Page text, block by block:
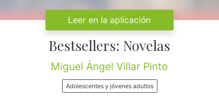
Leer en la aplicación
Bestsellers: Novelas
Miguel Ángel Villar Pinto
Adolescentes y jóvenes adultos